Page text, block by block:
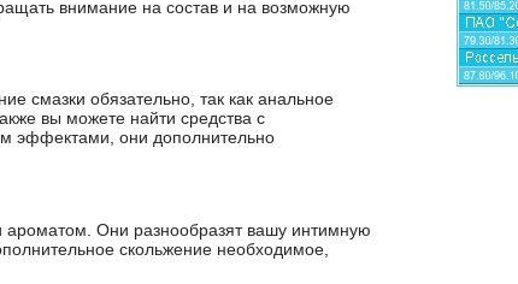
внимание на состав и на возможную
смазки обязательно, так как анальное
вы можете найти средства с
эффектами, они дополнительно
Они разнообразят вашу интимную
скольжение необходимое,